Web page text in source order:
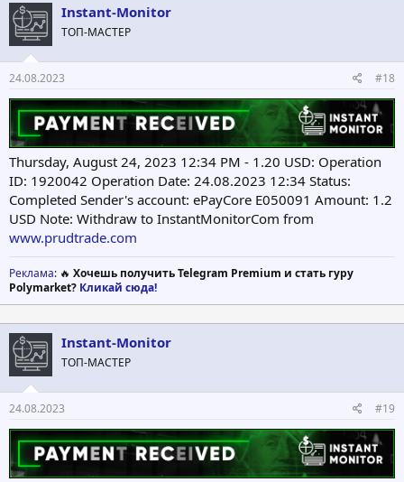
Instant-Monitor
ТОП-МАСТЕР
24.08.2023 #18
Thursday, August 24, 2023 12:34 PM - 1.20 USD: Operation
ID: 1920042 Operation Date: 24.08.2023 12:34 Status:
Completed Sender's account: ePayCore E050091 Amount: 1.2
USD Note: Withdraw to InstantMonitorCom from
www.prudtrade.com
Реклама: 🔥 Хочешь получить Telegram Premium и стать гуру
Polymarket? Кликай сюда!
Instant-Monitor
ТОП-МАСТЕР
24.08.2023 #19